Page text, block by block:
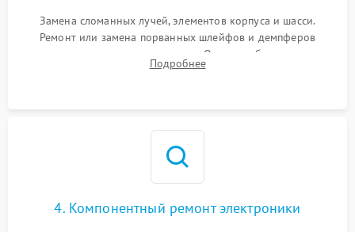
Замена сломанных лучей, элементов корпуса и шасси.
Ремонт или замена порванных шлейфов и демпферов
трехосевого подвеса камеры. Очистка объектива,
восстановление механизма фокусировки. Установка новых
Подробнее
4. Компонентный ремонт электроники